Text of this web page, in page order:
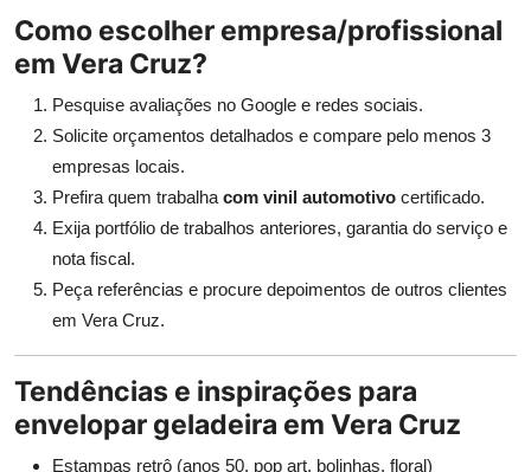
Como escolher empresa/profissional
em Vera Cruz?
Pesquise avaliações no Google e redes sociais.
Solicite orçamentos detalhados e compare pelo menos 3
empresas locais.
Prefira quem trabalha com vinil automotivo certificado.
Exija portfólio de trabalhos anteriores, garantia do serviço e
nota fiscal.
Peça referências e procure depoimentos de outros clientes
em Vera Cruz.
Tendências e inspirações para
envelopar geladeira em Vera Cruz
Estampas retrô (anos 50, pop art, bolinhas, floral)